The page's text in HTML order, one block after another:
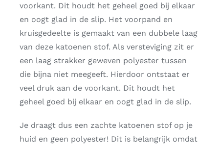
voorkant. Dit houdt het geheel goed bij elkaar
en oogt glad in de slip. Het voorpand en
kruisgedeelte is gemaakt van een dubbele laag
van deze katoenen stof. Als versteviging zit er
een laag strakker geweven polyester tussen
die bijna niet meegeeft. Hierdoor ontstaat er
veel druk aan de voorkant. Dit houdt het
geheel goed bij elkaar en oogt glad in de slip.
Je draagt dus een zachte katoenen stof op je
huid en geen polyester! Dit is belangrijk omdat